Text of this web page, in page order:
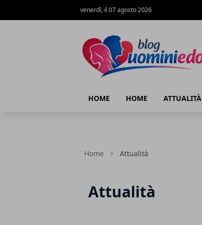
venerdì, il 07 agosto 2026
HOME HOME ATTUALITÀ
Home Attualità
Attualità